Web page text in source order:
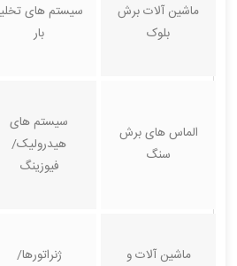
ماشین آلات برش
بلوک
سیستم های
بار
الماس های برش
سنگ
سیستم های
هیدرولیک/
فیوزینگ
ماشین آلات و
ژنراتورها/